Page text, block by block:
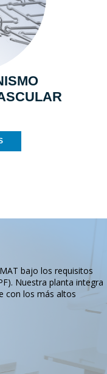
bajo los requisitos
Nuestra planta integra
con los más altos